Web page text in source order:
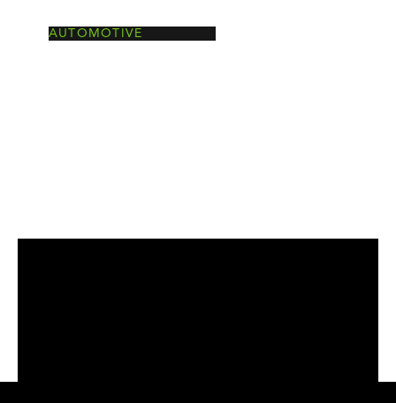
AUTOMOTIVE